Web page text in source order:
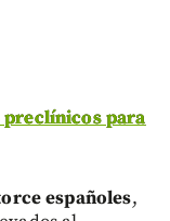
para
españoles,